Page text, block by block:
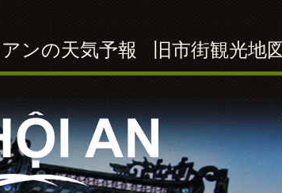
ンの天気予報 旧市街観光地図